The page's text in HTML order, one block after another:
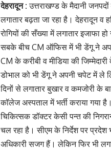
देहरादून : उत्तराखण्ड के मैदानी
लगातार बढ़ता जा रहा है। देहरादून व
रोगियों की सँख्या में लगातार इजाफा
सबके बीच CM ऑफिस में भी डेंगू ने
CM के करीबी व मीडिया की
डोभाल को भी डेंगू ने अपनी चपेट में ले
दिनों से लगातार बुखार व कमजोरी के
कॉलेज अस्पताल में भर्ती कराया गया
चिकित्सक डॉक्टर केसी पन्त की
चल रहा है। सीएम के निर्देश पर
अधिकारी सजग हैं। लेकिन फिर भी